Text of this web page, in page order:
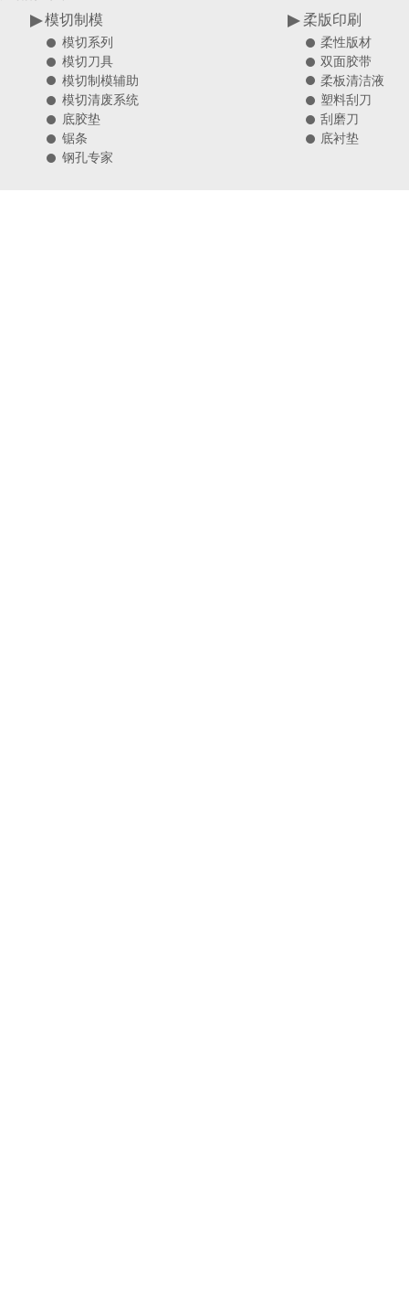
柔性版材
双面胶带
柔板清洁液
塑料刮刀
刮磨刀
底衬垫
柔版印刷
模切系列
模切刀具
模切制模辅助
模切清废系统
底胶垫
锯条
钢孔专家
模切制模